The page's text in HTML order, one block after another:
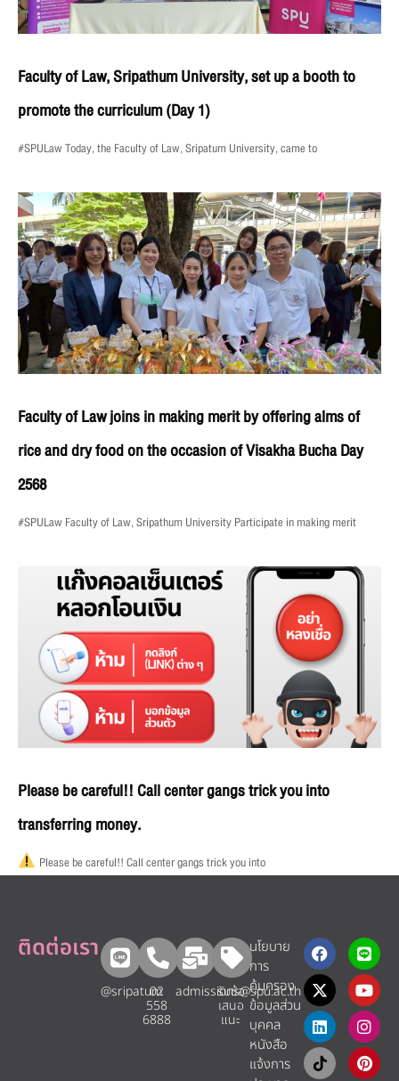
Faculty of Law, Sripathum University, set up a booth to
promote the curriculum (Day 1)
#SPULaw Today, the Faculty of Law, Sripatum University, came to
Faculty of Law joins in making merit by offering alms of
rice and dry food on the occasion of Visakha Bucha Day
2568
#SPULaw Faculty of Law, Sripathum University Participate in making merit
Please be careful!! Call center gangs trick you into
transferring money.
Please be careful!! Call center gangs trick you into
ติดต่อเรา
@sripatum
02
558
6888
admissions@spu.ac.th
รับข้อ
เสนอ
แนะ​
นโยบาย
การ
คุ้มครอง
ข้อมูลส่วน
บุคคล
หนังสือ
แจ้งการ